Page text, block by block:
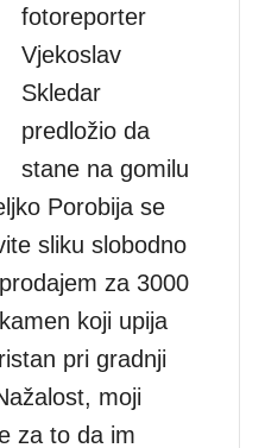
fotoreporter
Vjekoslav
Skledar
predložio da
stane na gomilu
Porobija se
sliku slobodno
za 3000
koji upija
pri gradnji
moji
za to da im